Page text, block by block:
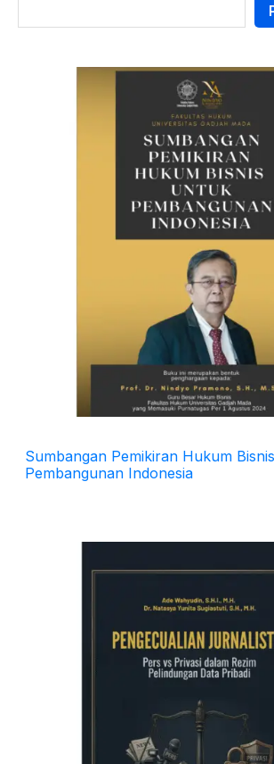
Sumbangan Pemikiran Hukum
Pembangunan Indonesia